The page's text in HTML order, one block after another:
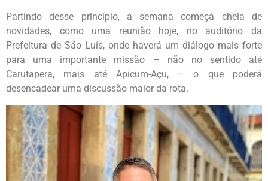
Partindo desse princípio, a semana começa cheia de
novidades, como uma reunião hoje, no auditório da
Prefeitura de São Luís, onde haverá um diálogo mais forte
para uma importante missão – não no sentido até
Carutapera, mais até Apicum-Açu, – o que poderá
desencadear uma discussão maior da rota.